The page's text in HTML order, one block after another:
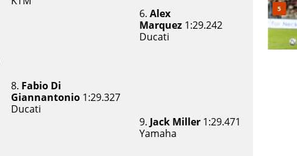
6. Alex
Marquez 1:29.242
Ducati
8. Fabio Di
Giannantonio 1:29.327
Ducati
9. Jack Miller 1:29.471
Yamaha